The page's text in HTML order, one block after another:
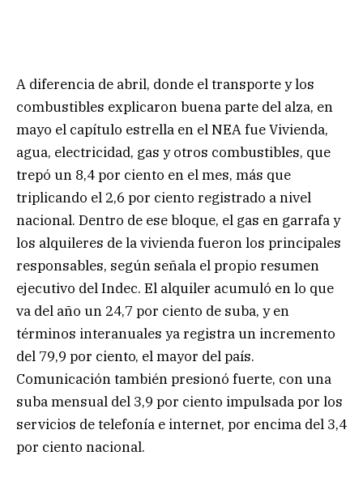
A diferencia de abril, donde el transporte y los
combustibles explicaron buena parte del alza, en
mayo el capítulo estrella en el NEA fue Vivienda,
agua, electricidad, gas y otros combustibles, que
trepó un 8,4 por ciento en el mes, más que
triplicando el 2,6 por ciento registrado a nivel
nacional. Dentro de ese bloque, el gas en garrafa y
los alquileres de la vivienda fueron los principales
responsables, según señala el propio resumen
ejecutivo del Indec. El alquiler acumuló en lo que
va del año un 24,7 por ciento de suba, y en
términos interanuales ya registra un incremento
del 79,9 por ciento, el mayor del país.
Comunicación también presionó fuerte, con una
suba mensual del 3,9 por ciento impulsada por los
servicios de telefonía e internet, por encima del 3,4
por ciento nacional.